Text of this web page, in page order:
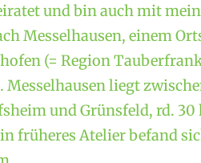
und bin auch mit
Messelhausen, einem
(= Region
liegt
und Grünsfeld, rd.
früheres Atelier befand